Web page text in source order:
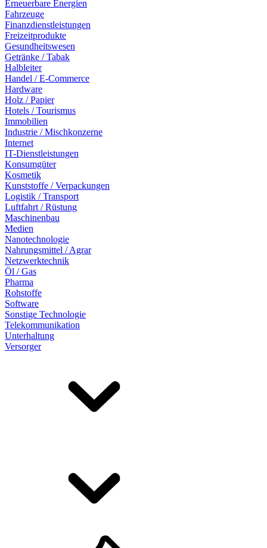
Erneuerbare Energien
Fahrzeuge
Finanzdienstleistungen
Freizeitprodukte
Gesundheitswesen
Getränke / Tabak
Halbleiter
Handel / E-Commerce
Hardware
Holz / Papier
Hotels / Tourismus
Immobilien
Industrie / Mischkonzerne
Internet
IT-Dienstleistungen
Konsumgüter
Kosmetik
Kunststoffe / Verpackungen
Logistik / Transport
Luftfahrt / Rüstung
Maschinenbau
Medien
Nanotechnologie
Nahrungsmittel / Agrar
Netzwerktechnik
Öl / Gas
Pharma
Rohstoffe
Software
Sonstige Technologie
Telekommunikation
Unterhaltung
Versorger